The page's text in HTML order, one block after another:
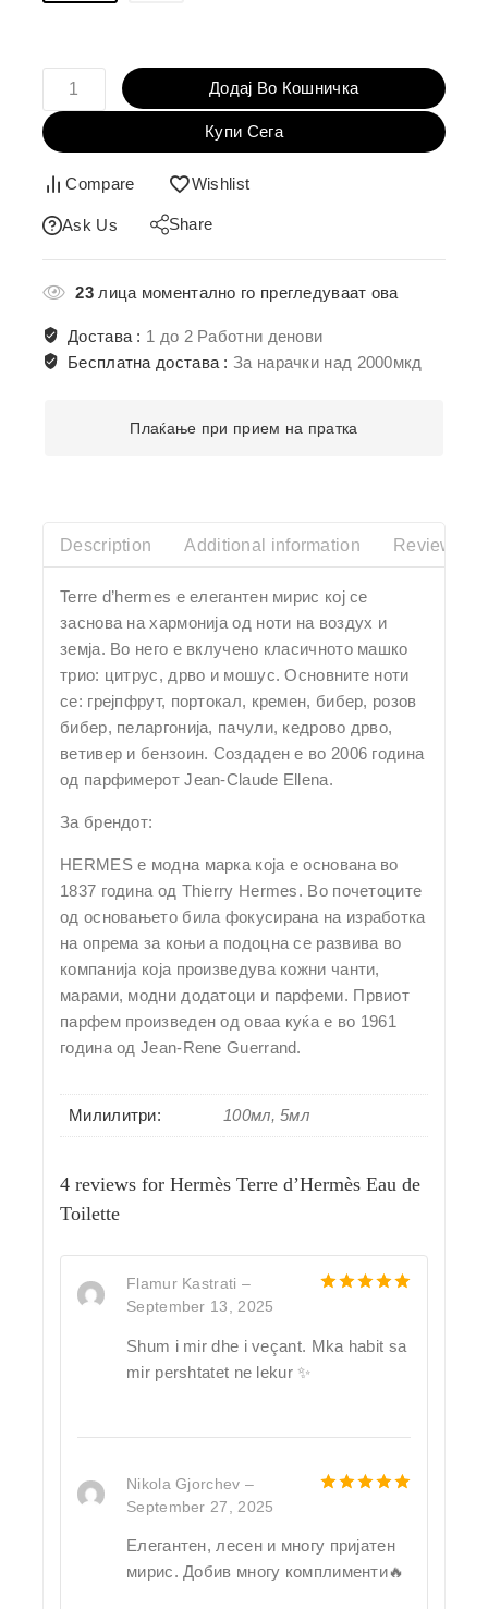
Додај Во Кошничка
Купи Сега
Compare Wishlist
Ask Us Share
23лица моментално го прегледуваат ова
Достава : 1 до 2 Работни денови
Бесплатна достава :За нарачки над 2000мкд
Плаќање при прием на пратка
Description Additional information Reviews(0)
Terre d’hermes e eлегантен мирис кој се
заснова на хармонија од ноти на воздух и
земја. Во него е вклучено класичното машко
трио: цитрус, дрво и мошус. Основните ноти
се: грејпфрут, портокал, кремен, бибер, розов
бибер, пеларгонија, пачули, кедрово дрво,
ветивер и бензоин. Создаден е во 2006 година
од парфимерот Jean-Claude Ellena.
За брендот:
HERMES е модна марка која е основана во
1837 година од Thierry Hermes. Во почетоците
од основањето била фокусирана на изработка
на опрема за коњи а подоцна се развива во
компанија која произведува кожни чанти,
марами, модни додатоци и парфеми. Првиот
парфем произведен од оваа куќа е во 1961
година од Jean-Rene Guerrand.
Милилитри: 100мл, 5мл
4 reviews for Hermès Terre d’Hermès Eau de
Toilette
Flamur Kastrati –
September 13, 2025
Shum i mir dhe i veçant. Mka habit sa
mir pershtatet ne lekur ✨
Nikola Gjorchev –
September 27, 2025
Елегантен, лесен и многу пријатен
мирис. Добив многу комплименти🔥